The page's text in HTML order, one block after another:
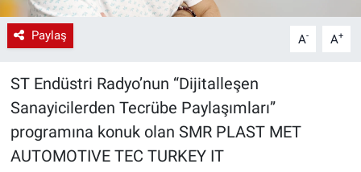
Paylaş A- A+
ST Endüstri Radyo’nun “Dijitalleşen
Sanayicilerden Tecrübe Paylaşımları”
programına konuk olan SMR PLAST MET
AUTOMOTIVE TEC TURKEY IT